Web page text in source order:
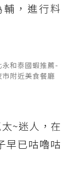
，進行料
和泰國蝦推薦-
附近美食餐廳
~迷人，在
早已咕嚕咕